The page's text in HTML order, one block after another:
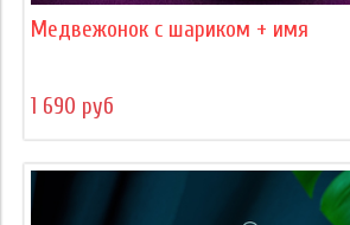
Медвежонок с шариком + имя
1 690 руб